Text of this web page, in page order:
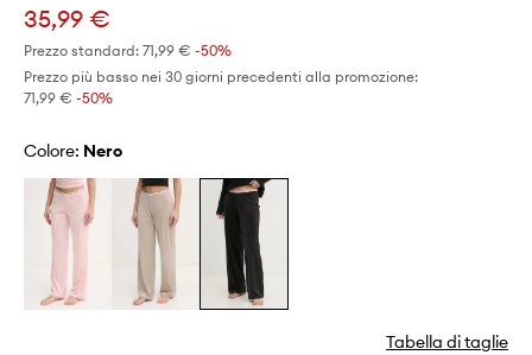
35,99 €
Prezzo standard: 71,99 € -50%
Prezzo più basso nei 30 giorni precedenti alla promozione:
71,99 € -50%
Colore: nero
Tabella di taglie